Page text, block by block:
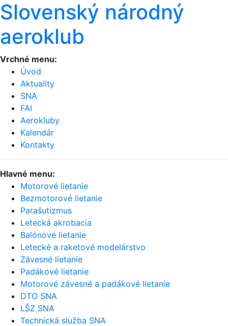
Slovenský národný
aeroklub
Vrchné menu:
Úvod
Aktuality
SNA
FAI
Aerokluby
Kalendár
Kontakty
Hlavné menu:
Motorové lietanie
Bezmotorové lietanie
Parašutizmus
Letecká akrobacia
Balónové lietanie
Letecké a raketové modelárstvo
Závesné lietanie
Padákové lietanie
Motorové závesné a padákové lietanie
DTO SNA
LŠZ SNA
Technická služba SNA